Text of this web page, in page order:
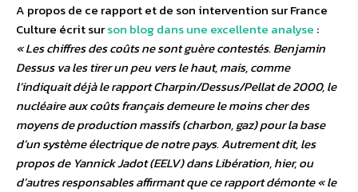
A propos de ce rapport et de son intervention sur France
Culture écrit surson blog dans une excellente analyse :
« Les chiffres des coûts ne sont guère contestés. Benjamin
Dessus va les tirer un peu vers le haut, mais, comme
l’indiquait déjà le rapport Charpin/Dessus/Pellat de 2000, le
nucléaire aux coûts français demeure le moins cher des
moyens de production massifs (charbon, gaz) pour la base
d’un système électrique de notre pays. Autrement dit, les
propos de Yannick Jadot (EELV) dans Libération, hier, ou
d’autres responsables affirmant que ce rapport démonte « le